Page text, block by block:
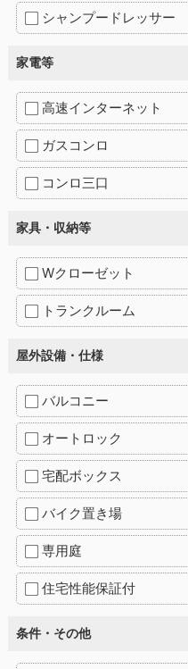
シャンプードレッサー
家電等
高速インターネット
ガスコンロ
コンロ三口
家具・収納等
Wクローゼット
トランクルーム
屋外設備・仕様
バルコニー
オートロック
宅配ボックス
バイク置き場
専用庭
住宅性能保証付
条件・その他